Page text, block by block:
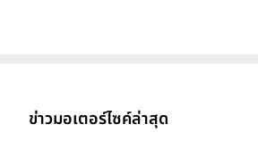
ข่าวมอเตอร์ไซค์ล่าสุด